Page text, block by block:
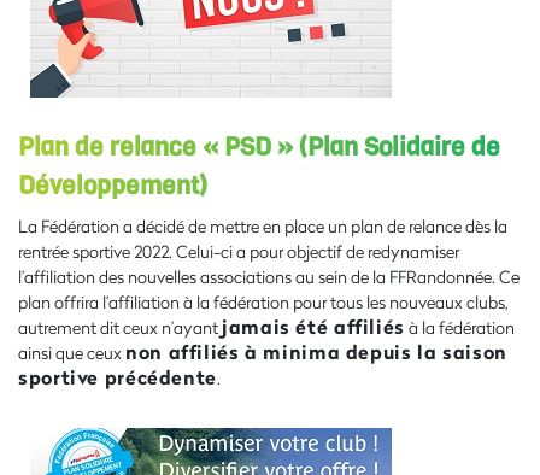
Plan de relance « PSD » (Plan Solidaire de
Développement)
La Fédération a décidé de mettre en place un plan de relance dès la
rentrée sportive 2022. Celui-ci a pour objectif de redynamiser
l’affiliation des nouvelles associations au sein de la FFRandonnée. Ce
plan offrira l’affiliation à la fédération pour tous les nouveaux clubs,
autrement dit ceux n’ayantjamais été affiliés à la fédération
ainsi que ceux non affiliés à minima depuis la saison
sportive précédente.